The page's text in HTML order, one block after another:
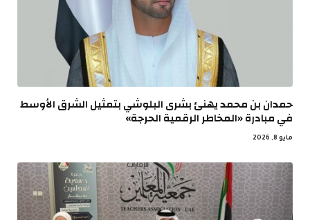
حمدان بن محمد يهنئ بشرى البلوشي بتمثيل الشرق الأوسط
في مبادرة «المخاطر الرقمية الحرجة»
مايو 8, 2026